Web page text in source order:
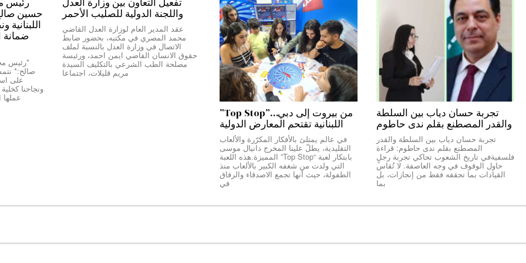
تجربة حسان دياب بين السلطة
والقدر المصطنع بقلم ندى حاطوم
تجربة حسان دياب بين السلطة والقدر
المصطنع بقلم ندى حاطوم: قراءة
فلسفيةفي تاريخ الشعوب تحاكي تجربة رجلٍ
حاول الوقوف في وجه العاصفة. لا تُقاس
القيادات بما تحققه فقط من إنجازات، بل
بما
من بيروت إلى دبي…”Top Stop”
اللبنانية تقتحم المعارض الدولية
في عالم يمتلئ بالأفكار المكرّرة والألعاب
التقليدية، يطلّ علينا المخرج دانيال موسى
بابتكار لعبة “Top Stop” المميزة.هذه اللعبة
التي ولدت من شغفه الكبير بالألعاب منذ
الطفولة، حيث أنها تجمع الاصدقاء والرفاق
في
واللجنة الدولية للصليب الأحمر
عقد المدير العام لوزارة العدل القاضي
محمد المصري في مكتبه، بحضور ضابط
الاتصال في وزارة العدل بالنسبة لملف
حقوق الانسان القاضي ايمن احمد، ورئيسة
مصلحة الطب الشرعي بالتكليف السيدة
مريم قليلات، اجتماعا
حسين
ضمانة
صالح:*
على